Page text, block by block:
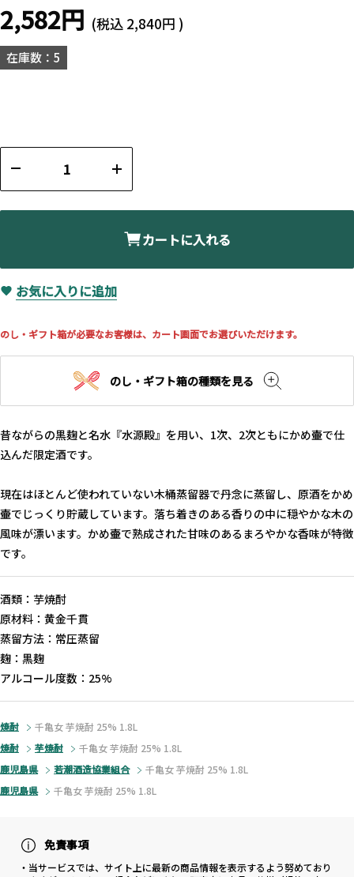
2,582円 (税込 2,840円 )
在庫数：5
カートに入れる
お気に入りに追加
のし・ギフト箱が必要なお客様は、カート画面でお選びいただけます。
のし・ギフト箱の種類を見る
昔ながらの黒麹と名水『水源殿』を用い、1次、2次ともにかめ壷で仕
込んだ限定酒です。
現在はほとんど使われていない木桶蒸留器で丹念に蒸留し、原酒をかめ
壷でじっくり貯蔵しています。落ち着きのある香りの中に穏やかな木の
風味が漂います。かめ壷で熟成された甘味のあるまろやかな香味が特徴
です。
酒類：芋焼酎
原材料：黄金千貫
蒸留方法：常圧蒸留
麹：黒麹
アルコール度数：25%
焼酎
千亀女 芋焼酎 25% 1.8L
焼酎
芋焼酎
千亀女 芋焼酎 25% 1.8L
鹿児島県
若潮酒造協業組合
千亀女 芋焼酎 25% 1.8L
鹿児島県
千亀女 芋焼酎 25% 1.8L
免責事項
・当サービスでは、サイト上に最新の商品情報を表示するよう努めており